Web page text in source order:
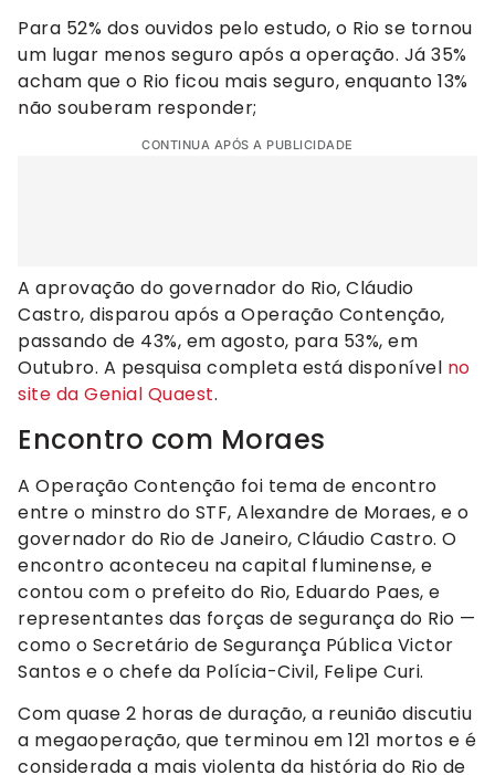
Para 52% dos ouvidos pelo estudo, o Rio se tornou
um lugar menos seguro após a operação. Já 35%
acham que o Rio ficou mais seguro, enquanto 13%
não souberam responder;
CONTINUA APÓS A PUBLICIDADE
A aprovação do governador do Rio, Cláudio
Castro, disparou após a Operação Contenção,
passando de 43%, em agosto, para 53%, em
Outubro. A pesquisa completa está disponível no
site da Genial Quaest.
Encontro com Moraes
A Operação Contenção foi tema de encontro
entre o minstro do STF, Alexandre de Moraes, e o
governador do Rio de Janeiro, Cláudio Castro. O
encontro aconteceu na capital fluminense, e
contou com o prefeito do Rio, Eduardo Paes, e
representantes das forças de segurança do Rio —
como o Secretário de Segurança Pública Victor
Santos e o chefe da Polícia-Civil, Felipe Curi.
Com quase 2 horas de duração, a reunião discutiu
a megaoperação, que terminou em 121 mortos e é
considerada a mais violenta da história do Rio de